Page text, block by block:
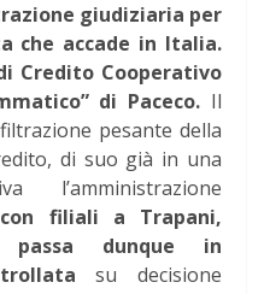
giudiziaria per
che accade in Italia.
Credito Cooperativo
di Paceco. Il
pesante della
di suo già in una
l’amministrazione
filiali a Trapani,
passa dunque in
su decisione